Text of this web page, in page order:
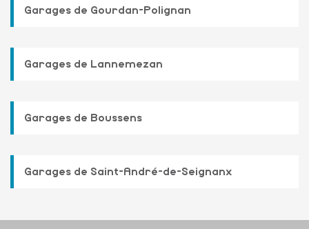
Garages de Gourdan-Polignan
Garages de Lannemezan
Garages de Boussens
Garages de Saint-André-de-Seignanx